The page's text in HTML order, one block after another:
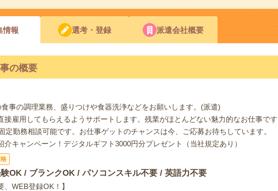
情報 選考・登録 派遣会社概要
の概要
食事の調理業務、盛りつけや食器洗浄などをお願いします。(派遣)
接雇用してもらえるようサポートします。残業がほとんどない魅力的なお仕事で
定勤務相談可能です。お仕事ゲットのチャンスは今、ご応募お待ちしています。
介キャンペーン！デジタルギフト3000円分プレゼント（当社規定あり）
OK / ブランクOK / パソコンスキル不要 / 英語力不要
、WEB登録OK！】